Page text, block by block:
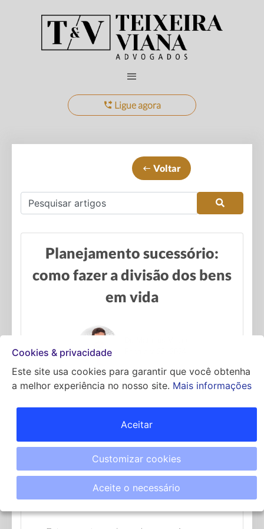
Ligue agora
Voltar
Planejamento sucessório:
como fazer a divisão dos bens
em vida
	Em uma postagem anterior (
sobre uma importante decisão do STF a
respeito do regime de divisão dos bens para
pessoas que se uniram, seja por casamento,
seja por união estável, quando uma delas ou
ambas já tinham mais de 70 anos.
Cookies & privacidade
Este site usa cookies para garantir que você obtenha
a melhor experiência no nosso site. Mais informações
Aceitar
Customizar cookies
Aceite o necessário